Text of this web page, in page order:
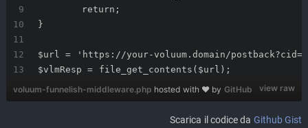
	return;
}
$url = 'https://your-voluum.domain/
$vlmResp = file_get_contents($url);
view raw
voluum-funnelish-middleware.php hosted with ❤ by GitHub
Scarica il codice da Github Gist